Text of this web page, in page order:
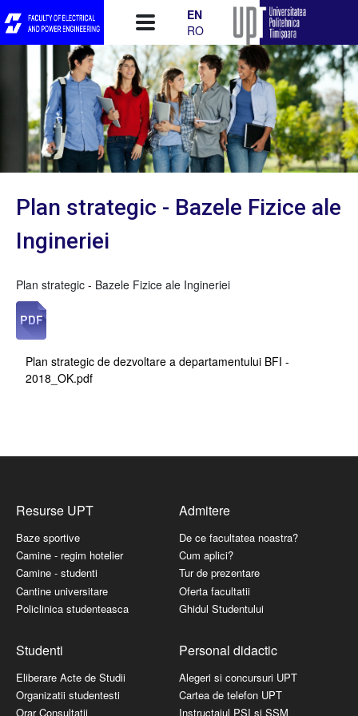
EN
RO
Plan strategic - Bazele Fizice ale
Ingineriei
Plan strategic - Bazele Fizice ale Ingineriei
Plan strategic de dezvoltare a departamentului BFI -
2018_OK.pdf
Resurse UPT
Baze sportive
Camine - regim hotelier
Camine - studenti
Cantine universitare
Policlinica studenteasca
Admitere
De ce facultatea noastra?
Cum aplici?
Tur de prezentare
Oferta facultatii
Ghidul Studentului
Studenti
Eliberare Acte de Studii
Organizatii studentesti
Orar Consultatii
Personal didactic
Alegeri si concursuri UPT
Cartea de telefon UPT
Instructajul PSI si SSM